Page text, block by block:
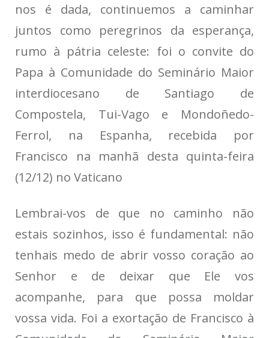
nos é dada, continuemos a caminhar
juntos como peregrinos da esperança,
rumo à pátria celeste: foi o convite do
Papa à Comunidade do Seminário Maior
interdiocesano de Santiago de
Compostela, Tui-Vago e Mondoñedo-
Ferrol, na Espanha, recebida por
Francisco na manhã desta quinta-feira
(12/12) no Vaticano
Lembrai-vos de que no caminho não
estais sozinhos, isso é fundamental: não
tenhais medo de abrir vosso coração ao
Senhor e de deixar que Ele vos
acompanhe, para que possa moldar
vossa vida. Foi a exortação de Francisco à